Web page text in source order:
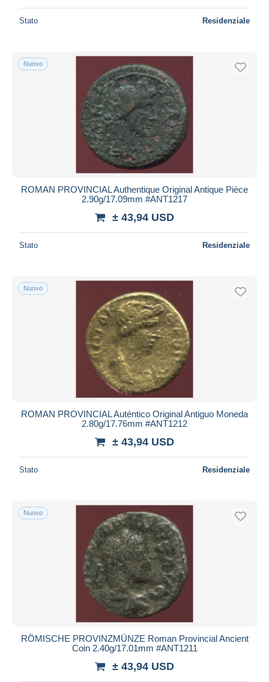
Stato Residenziale
Nuovo
ROMAN PROVINCIAL Authentique Original Antique Pièce
2.90g/17.09mm #ANT1217
± 43,94 USD
Stato Residenziale
Nuovo
ROMAN PROVINCIAL Auténtico Original Antiguo Moneda
2.80g/17.76mm #ANT1212
± 43,94 USD
Stato Residenziale
Nuovo
RÖMISCHE PROVINZMÜNZE Roman Provincial Ancient
Coin 2.40g/17.01mm #ANT1211
± 43,94 USD